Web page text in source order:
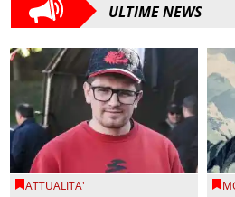
ULTIME NEWS
ATTUALITA'